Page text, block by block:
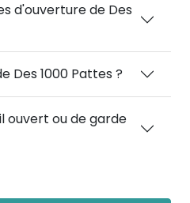
d'ouverture de Des
Des 1000 Pattes ?
ouvert ou de garde